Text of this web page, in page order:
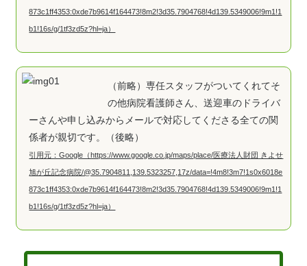
873c1ff4353:0xde7b9614f164473!8m2!3d35.7904768!4d139.5349006!9m1!1
b1!16s/g/1tf3zd5z?hl=ja）
（前略）専任スタッフがついてくれてそ
の他病院看護師さん、送迎車のドライバ
ーさんや申し込みからメールで対応してくださる全ての関
係者が親切です。（後略）
引用元：Google（https://www.google.co.jp/maps/place/医療法人財団 きよせ
旭が丘記念病院/@35.7904811,139.5323257,17z/data=!4m8!3m7!1s0x6018e
873c1ff4353:0xde7b9614f164473!8m2!3d35.7904768!4d139.5349006!9m1!1
b1!16s/g/1tf3zd5z?hl=ja）